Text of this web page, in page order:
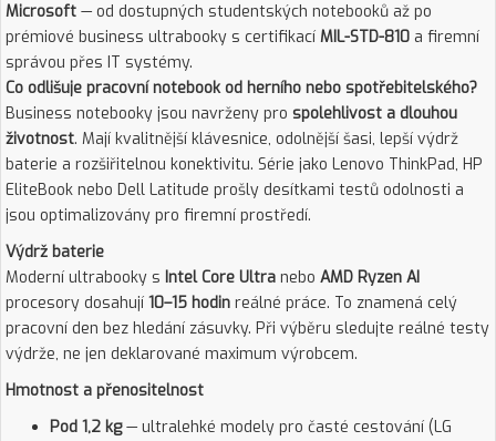
Microsoft — od dostupných studentských notebooků až po
prémiové business ultrabooky s certifikací MIL-STD-810 a firemní
správou přes IT systémy.
Co odlišuje pracovní notebook od herního nebo spotřebitelského?
Business notebooky jsou navrženy pro spolehlivost a dlouhou
životnost. Mají kvalitnější klávesnice, odolnější šasi, lepší výdrž
baterie a rozšiřitelnou konektivitu. Série jako Lenovo ThinkPad, HP
EliteBook nebo Dell Latitude prošly desítkami testů odolnosti a
jsou optimalizovány pro firemní prostředí.
Výdrž baterie
Moderní ultrabooky s Intel Core Ultra nebo AMD Ryzen AI
procesory dosahují 10–15 hodin reálné práce. To znamená celý
pracovní den bez hledání zásuvky. Při výběru sledujte reálné testy
výdrže, ne jen deklarované maximum výrobcem.
Hmotnost a přenositelnost
Pod 1,2 kg— ultralehké modely pro časté cestování (LG